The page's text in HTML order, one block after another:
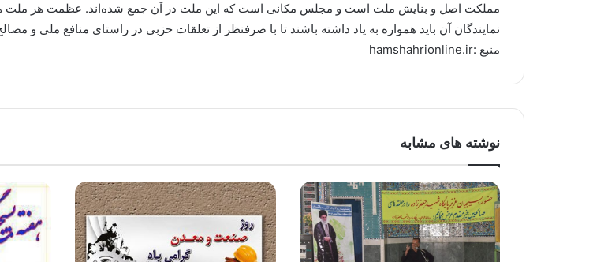
مملکت اصل و بنایش ملت است و مجلس مکانی است که این ملت در آن جمع شده‌اند. عظمت
نمایندگان آن باید همواره به یاد داشته باشند تا با صرفنظر از تعلقات حزبی در راستای منافع ملی و
منبع :hamshahrionline.ir
نوشته های مشابه